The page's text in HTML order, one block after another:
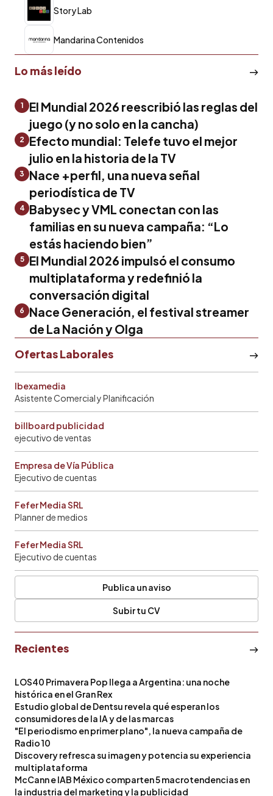
Story Lab
Mandarina Contenidos
Lo más leído
1
El Mundial 2026 reescribió las reglas del
juego (y no solo en la cancha)
2
Efecto mundial: Telefe tuvo el mejor
julio en la historia de la TV
3
Nace +perfil, una nueva señal
periodística de TV
4 Babysec y VML conectan con las
familias en su nueva campaña: “Lo
estás haciendo bien”
5
El Mundial 2026 impulsó el consumo
multiplataforma y redefinió la
conversación digital
6
Nace Generación, el festival streamer
de La Nación y Olga
Ofertas Laborales
Ibexamedia
Asistente Comercial y Planificación
billboard publicidad
ejecutivo de ventas
Empresa de Vía Pública
Ejecutivo de cuentas
Fefer Media SRL
Planner de medios
Fefer Media SRL
Ejecutivo de cuentas
Publica un aviso
Subir tu CV
Recientes
LOS40 Primavera Pop llega a Argentina: una noche
histórica en el Gran Rex
Estudio global de Dentsu revela qué esperan los
consumidores de la IA y de las marcas
"El periodismo en primer plano", la nueva campaña de
Radio 10
Discovery refresca su imagen y potencia su experiencia
multiplataforma
McCann e IAB México comparten 5 macrotendencias en
la industria del marketing y la publicidad